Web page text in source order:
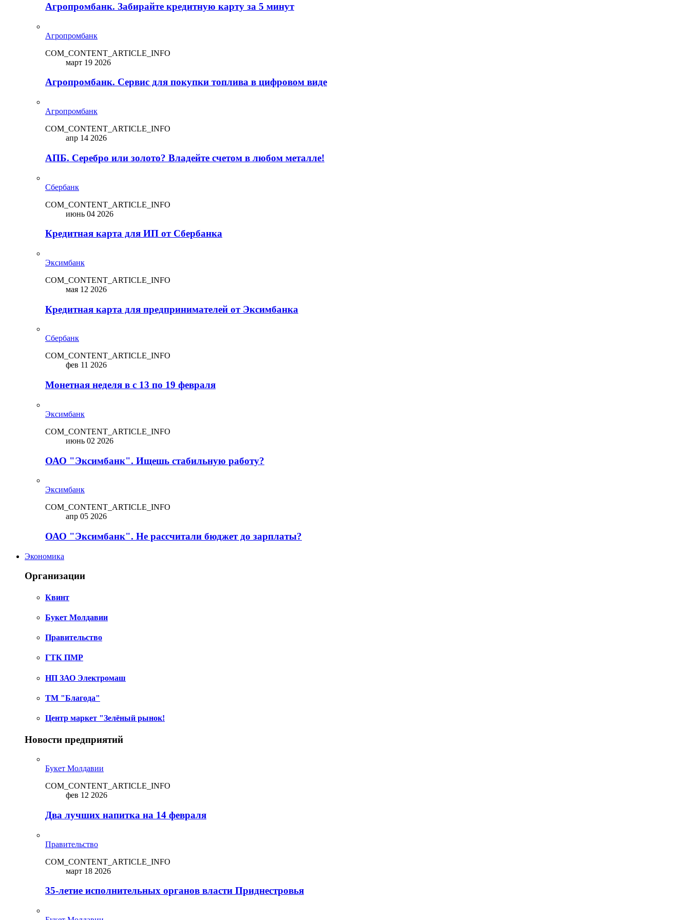
Агропромбанк. Забирайте кредитную карту за 5 минут
Агропромбанк
COM_CONTENT_ARTICLE_INFO
март 19 2026
Агропромбанк. Сервис для покупки топлива в цифровом виде
Агропромбанк
COM_CONTENT_ARTICLE_INFO
апр 14 2026
АПБ. Серебро или золото? Владейте счетом в любом металле!
Сбербанк
COM_CONTENT_ARTICLE_INFO
июнь 04 2026
Кредитная карта для ИП от Сбербанка
Эксимбанк
COM_CONTENT_ARTICLE_INFO
мая 12 2026
Кредитная карта для предпринимателей от Эксимбанка
Сбербанк
COM_CONTENT_ARTICLE_INFO
фев 11 2026
Монетная неделя в с 13 по 19 февраля
Эксимбанк
COM_CONTENT_ARTICLE_INFO
июнь 02 2026
ОАО "Эксимбанк". Ищешь стабильную работу?
Эксимбанк
COM_CONTENT_ARTICLE_INFO
апр 05 2026
ОАО "Эксимбанк". Не рассчитали бюджет до зарплаты?
Экономика
Организации
Квинт
Букет Молдавии
Правительство
ГТК ПМР
НП ЗАО Электромаш
ТМ "Благода"
Центр маркет "Зелёный рынок!
Новости предприятий
Букет Молдавии
COM_CONTENT_ARTICLE_INFO
фев 12 2026
Два лучших напитка на 14 февраля
Правительство
COM_CONTENT_ARTICLE_INFO
март 18 2026
35-летие исполнительных органов власти Приднестровья